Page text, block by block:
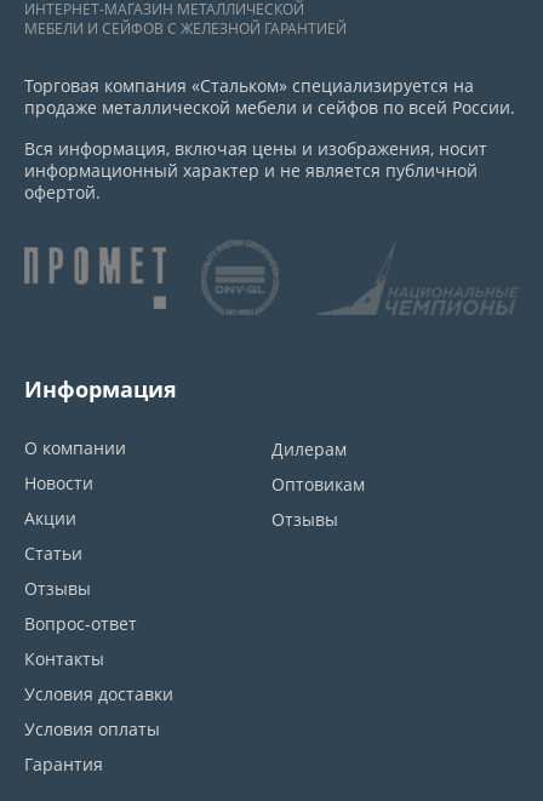
ИНТЕРНЕТ-МАГАЗИН МЕТАЛЛИЧЕСКОЙ
МЕБЕЛИ И СЕЙФОВ С ЖЕЛЕЗНОЙ ГАРАНТИЕЙ
Торговая компания «Стальком» специализируется на
продаже металлической мебели и сейфов по всей России.
Вся информация, включая цены и изображения, носит
информационный характер и не является публичной
офертой.
Информация
О компании
Новости
Акции
Статьи
Отзывы
Вопрос-ответ
Контакты
Условия доставки
Условия оплаты
Гарантия
Дилерам
Оптовикам
Отзывы